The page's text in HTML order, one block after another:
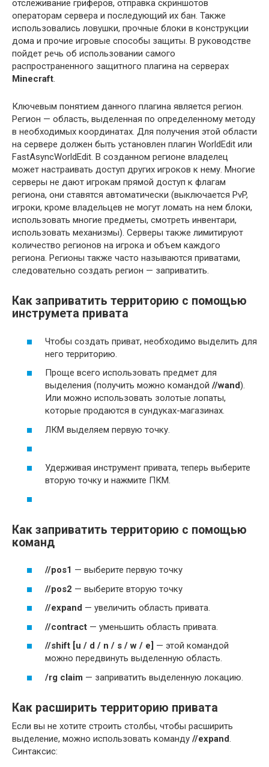
отслеживание гриферов, отправка скриншотов
операторам сервера и последующий их бан. Также
использовались ловушки, прочные блоки в конструкции
дома и прочие игровые способы защиты. В руководстве
пойдет речь об использовании самого
распространенного защитного плагина на серверах
Minecraft.
Ключевым понятием данного плагина является регион.
Регион — область, выделенная по определенному методу
в необходимых координатах. Для получения этой области
на сервере должен быть установлен плагин WorldEdit или
FastAsyncWorldEdit. В созданном регионе владелец
может настраивать доступ других игроков к нему. Многие
серверы не дают игрокам прямой доступ к флагам
региона, они ставятся автоматически (выключается PvP,
игроки, кроме владельцев не могут ломать на нем блоки,
использовать многие предметы, смотреть инвентари,
использовать механизмы). Серверы также лимитируют
количество регионов на игрока и объем каждого
региона. Регионы также часто называются приватами,
следовательно создать регион — заприватить.
Как заприватить территорию с помощью
инструмета привата
Чтобы создать приват, необходимо выделить для
него территорию.
Проще всего использовать предмет для
выделения (получить можно командой //wand).
Или можно использовать золотые лопаты,
которые продаются в сундуках-магазинах.
ЛКМ выделяем первую точку.
Удерживая инструмент привата, теперь выберите
вторую точку и нажмите ПКМ.
Как заприватить территорию с помощью
команд
//pos1 — выберите первую точку
//pos2 — выберите вторую точку
//expand — увеличить область привата.
//contract — уменьшить область привата.
//shift [u / d / n / s / w / e] — этой командой
можно передвинуть выделенную область.
/rg claim — заприватить выделенную локацию.
Как расширить территорию привата
Если вы не хотите строить столбы, чтобы расширить
выделение, можно использовать команду //expand
Синтаксис: